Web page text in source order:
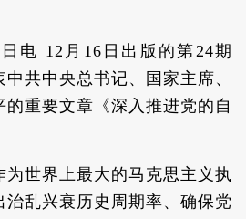
电 12月16日出版的第24期
中共中央总书记、国家主席、
重要文章《深入推进党的自
为世界上最大的马克思主义执
乱兴衰历史周期率、确保党